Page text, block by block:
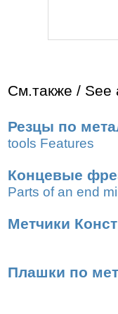
См.также / See
Резцы по
tools Features
Концевые
Parts of an end mill
Метчики
Плашки по